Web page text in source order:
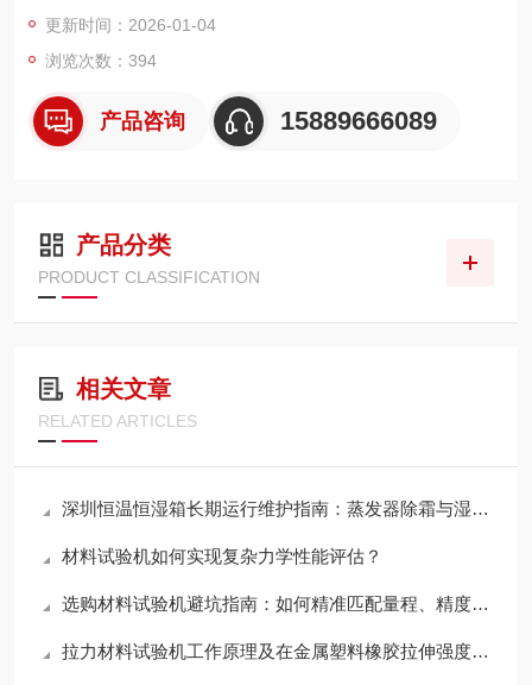
更新时间：2026-01-04
浏览次数：394
产品咨询 15889666089
产品分类
PRODUCT CLASSIFICATION
相关文章
RELATED ARTICLES
深圳恒温恒湿箱长期运行维护指南：蒸发器除霜与湿度传感器校准的标准化操作流程
材料试验机如何实现复杂力学性能评估？
选购材料试验机避坑指南：如何精准匹配量程、精度与测试模式，满足多样化检测需求？
拉力材料试验机工作原理及在金属塑料橡胶拉伸强度检测中的核心应用解析